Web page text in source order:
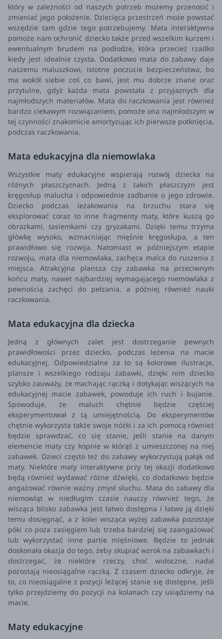
który w zależności od naszych potrzeb możemy przenosić i
zmieniać jego położenie. Dziecięca przestrzeń może powstać
wszędzie tam gdzie tego potrzebujemy. Mata interaktywna
pomoże nam ochronić dziecko także przed wszelkim kurzem i
ewentualnym brudem na podłodze, która przecież rzadko
kiedy jest idealnie czysta. Dodatkowo mata do zabawy daje
naszemu maluszkowi, istotne poczucie bezpieczeństwa, bo
ma wokół siebie coś co bawi, jest mu dobrze znane oraz
przytulne, gdyż każda mata powstała z przyjaznych dla
najmłodszych materiałów. Mata do raczkowania jest również
bardzo ciekawym rozwiązaniem, pomoże ona najmłodszym w
tej czynności znakomicie amortyzując ich pierwsze potknięcia,
podczas raczkowania.
Mata edukacyjna dla niemowlaka
Wszystkie maty edukacyjne wspierają rozwój dziecka na
różnych płaszczyznach. Jedną z takich płaszczyzn jest
kręgosłup malucha i odpowiednie zadbanie o jego zdrowie.
Dziecko podczas leżakowania na brzuchu stara się
eksplorować coraz to inne fragmenty maty, które kuszą go
obrazkami, tasiemkami czy gryzakami. Dzięki temu trzyma
główkę wysoko, wzmacniając mięśnie kręgosłupa, a ten
prawidłowo się rozwija. Natomiast w późniejszym etapie
rozwoju, mata dla niemowlaka, zachęca malca do ruszenia z
miejsca. Atrakcyjna plansza czy zabawka na przeciwnym
końcu maty, nawet najbardziej wymagającego niemowlaka z
pewnością zachęci do pełzania, a później również nauki
raczkowania.
Mata edukacyjna dla dziecka
Jedną z głównych zalet jest dostrzeganie pewnych
prawidłowości przez dziecko, podczas leżenia na macie
edukacyjnej. Odpowiedzialne za to są kolorowe ilustracje,
plansze i wszelkiego rodzaju zabawki, dzięki nim dziecko
szybko zauważy, że machając rączką i dotykając wiszących na
edukacyjnej macie zabawek, powoduje ich ruch i bujanie.
Spowoduje, że maluch chętnie będzie częściej
eksperymentował z tą umiejętnością. Do eksperymentów
chętnie wykorzysta także swoje nóżki i za ich pomocą również
będzie sprawdzać, co się stanie, jeśli stanie na danym
elemencie maty czy kopnie w którąś z umieszczonej na niej
zabawek. Dzieci często też do zabawy wykorzystują pałąk od
maty. Niektóre maty interaktywne przy tej okazji dodatkowo
będą również wydawać różne dźwięki, co dodatkowo będzie
angażować równie ważny zmysł słuchu. Mata do zabawy dla
niemowląt w niedługim czasie nauczy również tego, że
wisząca blisko zabawka jest łatwo dostępna i łatwo ją dzięki
temu dosięgnąć, a z kolei wisząca wyżej zabawka pozostaje
póki co poza zasięgiem lub trzeba bardziej się zaangażować
lub wykorzystać inne partie mięśniowe. Będzie to jednak
doskonała okazja do tego, żeby skupiać wzrok na zabawkach i
dostrzegać, że niektóre rzeczy, choć widoczne, nadal
pozostają nieosiągalne rączką. Z czasem dziecko odkryje, że
to, co nieosiągalne z pozycji leżącej stanie się dostępne, jeśli
tylko przejdziemy do pozycji na kolanach czy usiądziemy na
macie.
Maty edukacyjne